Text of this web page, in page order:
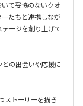
て妥協のないクオ
たちと連携しなが
ージを創り上げて
の出会いや応援に
ストーリーを描き